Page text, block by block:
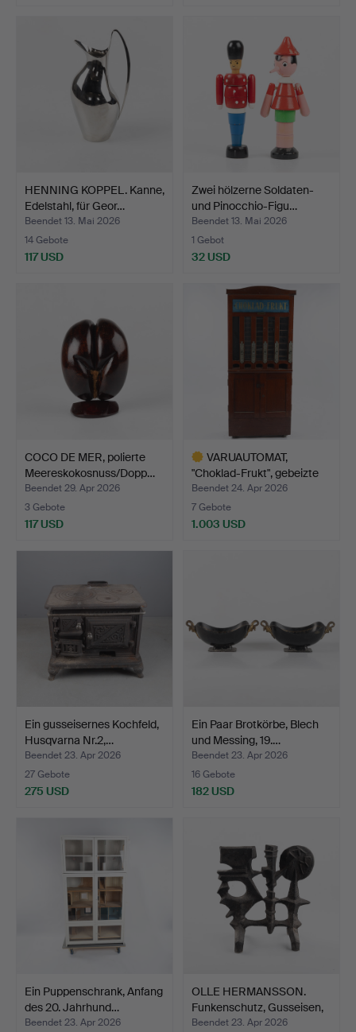
HENNING KOPPEL. Kanne,
Edelstahl, für Geor…
Beendet 13. Mai 2026
14 Gebote
117 USD
Zwei hölzerne Soldaten-
und Pinocchio-Figu…
Beendet 13. Mai 2026
1 Gebot
32 USD
COCO DE MER, polierte
Meereskokosnuss/Dopp…
Beendet 29. Apr 2026
3 Gebote
117 USD
VARUAUTOMAT,
"Choklad-Frukt", gebeizte
Eic…
Beendet 24. Apr 2026
7 Gebote
1.003 USD
Ein gusseisernes Kochfeld,
Husqvarna Nr.2,…
Beendet 23. Apr 2026
27 Gebote
275 USD
Ein Paar Brotkörbe, Blech
und Messing, 19.…
Beendet 23. Apr 2026
16 Gebote
182 USD
Ein Puppenschrank, Anfang
des 20. Jahrhund…
Beendet 23. Apr 2026
OLLE HERMANSSON.
Funkenschutz, Gusseisen,
…
Beendet 23. Apr 2026